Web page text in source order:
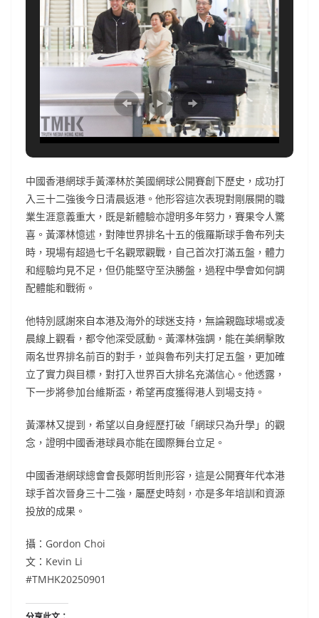
中國香港網球手黃澤林於美國網球公開賽創下歷史，成功打
入三十二強後今日清晨返港。他形容這次表現對剛展開的職
業生涯意義重大，既是新體驗亦證明多年努力，賽果令人驚
喜。黃澤林憶述，對陣世界排名十五的俄羅斯球手魯布列夫
時，現場有超過七千名觀眾觀戰，自己首次打滿五盤，體力
和經驗均見不足，但仍能堅守至決勝盤，過程中學會如何調
配體能和戰術。
他特別感謝來自本港及海外的球迷支持，無論親臨球場或凌
晨線上觀看，都令他深受感動。黃澤林強調，能在美網擊敗
兩名世界排名前百的對手，並與魯布列夫打足五盤，更加確
立了實力與目標，對打入世界百大排名充滿信心。他透露，
下一步將參加台維斯盃，希望再度獲得港人到場支持。
黃澤林又提到，希望以自身經歷打破「網球只為升學」的觀
念，證明中國香港球員亦能在國際舞台立足。
中國香港網球總會會長鄭明哲則形容，這是公開賽年代本港
球手首次晉身三十二強，屬歷史時刻，亦是多年培訓和資源
投放的成果。
攝：Gordon Choi
文：Kevin Li
#TMHK20250901